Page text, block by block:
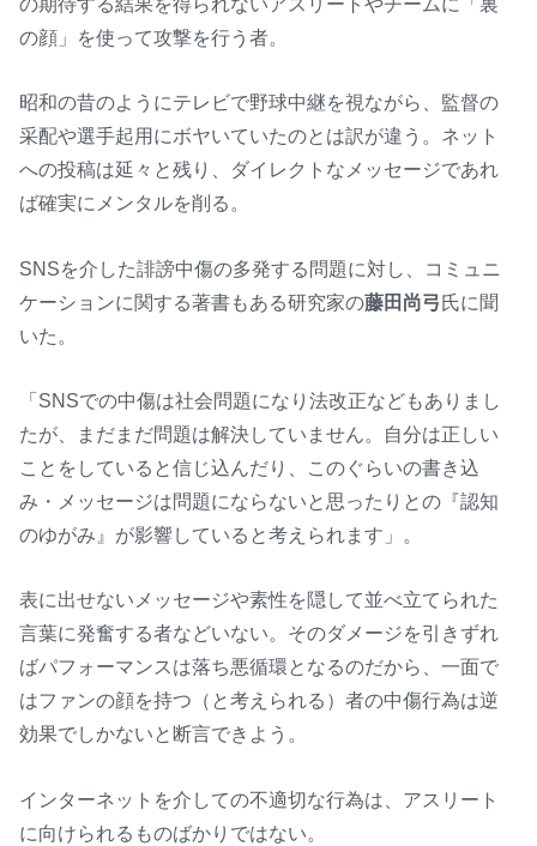
の顔」を使って攻撃を行う者。
昭和の昔のようにテレビで野球中継を視ながら、監督の
采配や選手起用にボヤいていたのとは訳が違う。ネット
への投稿は延々と残り、ダイレクトなメッセージであれ
ば確実にメンタルを削る。
SNSを介した誹謗中傷の多発する問題に対し、コミュニ
ケーションに関する著書もある研究家の藤田尚弓氏に聞
いた。
「SNSでの中傷は社会問題になり法改正などもありまし
たが、まだまだ問題は解決していません。自分は正しい
ことをしていると信じ込んだり、このぐらいの書き込
み・メッセージは問題にならないと思ったりとの『認知
のゆがみ』が影響していると考えられます」。
表に出せないメッセージや素性を隠して並べ立てられた
言葉に発奮する者などいない。そのダメージを引きずれ
ばパフォーマンスは落ち悪循環となるのだから、一面で
はファンの顔を持つ（と考えられる）者の中傷行為は逆
効果でしかないと断言できよう。
インターネットを介しての不適切な行為は、アスリート
に向けられるものばかりではない。